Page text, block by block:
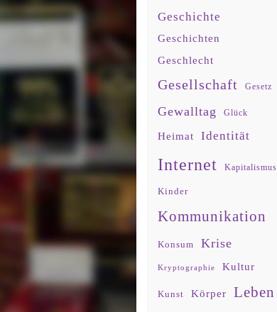
Geschichte
Geschichten
Geschlecht
Gesellschaft Gesetz
Gewalltag Glück
Heimat Identität
Internet Kapitalismus
Kinder
Kommunikation
Konsum Krise
Kryptographie Kultur
Kunst Körper Leben